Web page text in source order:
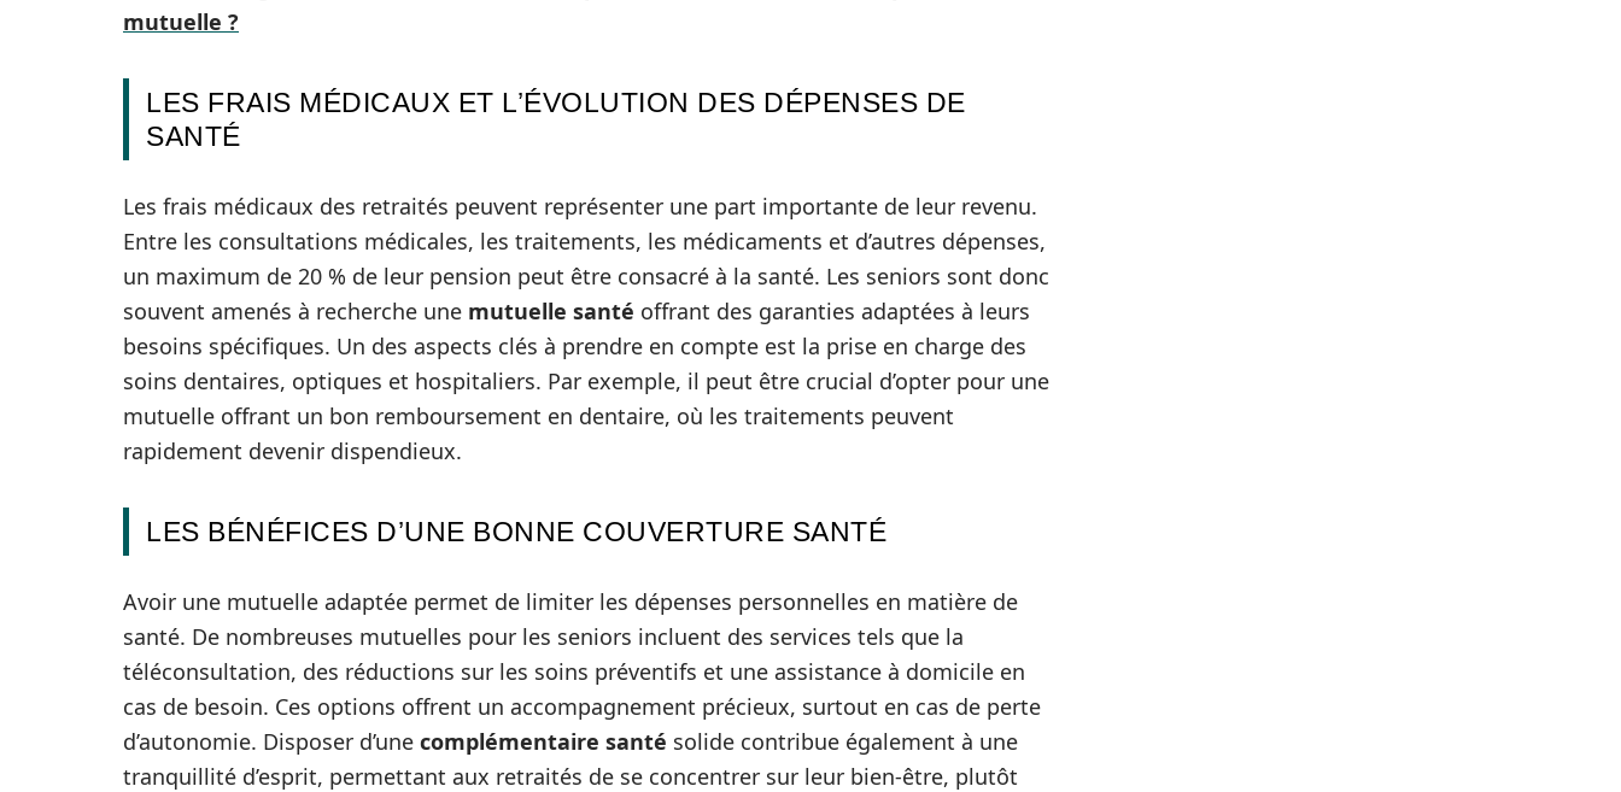
mutuelle ?
LES FRAIS MÉDICAUX ET L’ÉVOLUTION DES DÉPENSES DE
SANTÉ
Les frais médicaux des retraités peuvent représenter une part importante de leur revenu.
Entre les consultations médicales, les traitements, les médicaments et d’autres dépenses,
un maximum de 20 % de leur pension peut être consacré à la santé. Les seniors sont donc
souvent amenés à recherche une mutuelle santé offrant des garanties adaptées à leurs
besoins spécifiques. Un des aspects clés à prendre en compte est la prise en charge des
soins dentaires, optiques et hospitaliers. Par exemple, il peut être crucial d’opter pour une
mutuelle offrant un bon remboursement en dentaire, où les traitements peuvent
rapidement devenir dispendieux.
LES BÉNÉFICES D’UNE BONNE COUVERTURE SANTÉ
Avoir une mutuelle adaptée permet de limiter les dépenses personnelles en matière de
santé. De nombreuses mutuelles pour les seniors incluent des services tels que la
téléconsultation, des réductions sur les soins préventifs et une assistance à domicile en
cas de besoin. Ces options offrent un accompagnement précieux, surtout en cas de perte
d’autonomie. Disposer d’une complémentaire santé solide contribue également à une
tranquillité d’esprit, permettant aux retraités de se concentrer sur leur bien-être, plutôt